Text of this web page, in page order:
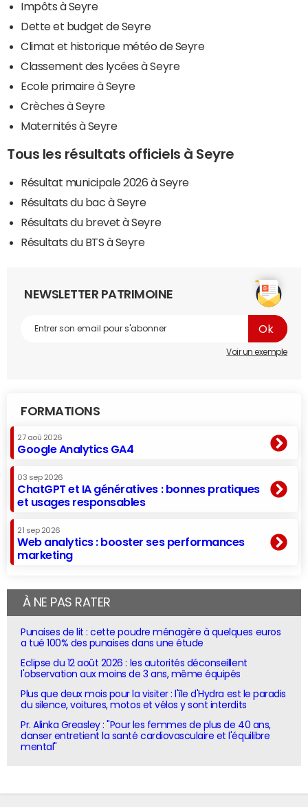
Impôts à Seyre
Dette et budget de Seyre
Climat et historique météo de Seyre
Classement des lycées à Seyre
Ecole primaire à Seyre
Crèches à Seyre
Maternités à Seyre
Tous les résultats officiels à Seyre
Résultat municipale 2026 à Seyre
Résultats du bac à Seyre
Résultats du brevet à Seyre
Résultats du BTS à Seyre
NEWSLETTER PATRIMOINE
Voir un exemple
FORMATIONS
27 aoû 2026
Google Analytics GA4
03 sep 2026
ChatGPT et IA génératives : bonnes pratiques
et usages responsables
21 sep 2026
Web analytics : booster ses performances
marketing
À NE PAS RATER
Punaises de lit : cette poudre ménagère à quelques euros
a tué 100% des punaises dans une étude
Eclipse du 12 août 2026 : les autorités déconseillent
l'observation aux moins de 3 ans, même équipés
Plus que deux mois pour la visiter : l'île d'Hydra est le paradis
du silence, voitures, motos et vélos y sont interdits
Pr. Alinka Greasley : "Pour les femmes de plus de 40 ans,
danser entretient la santé cardiovasculaire et l'équilibre
mental"